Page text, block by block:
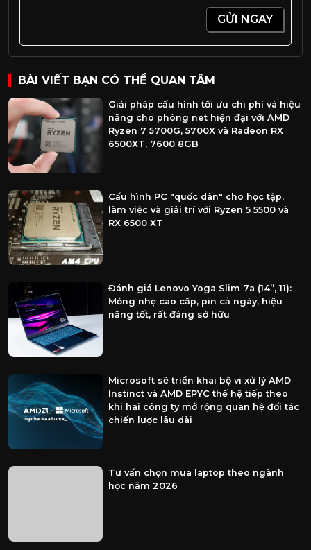
GỬI NGAY
BÀI VIẾT BẠN CÓ THỂ QUAN TÂM
Giải pháp cấu hình tối ưu chi phí và hiệu
năng cho phòng net hiện đại với AMD
Ryzen 7 5700G, 5700X và Radeon RX
6500XT, 7600 8GB
Cấu hình PC "quốc dân" cho học tập,
làm việc và giải trí với Ryzen 5 5500 và
RX 6500 XT
Đánh giá Lenovo Yoga Slim 7a (14”, 11):
Mỏng nhẹ cao cấp, pin cả ngày, hiệu
năng tốt, rất đáng sở hữu
Microsoft sẽ triển khai bộ vi xử lý AMD
Instinct và AMD EPYC thế hệ tiếp theo
khi hai công ty mở rộng quan hệ đối tác
chiến lược lâu dài
Tư vấn chọn mua laptop theo ngành
học năm 2026